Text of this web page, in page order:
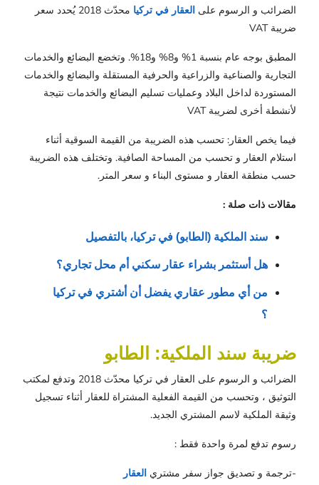
الضرائب و الرسوم على العقار في تركيا
محدّث 2018 يُحدد سعر
ضريبة VAT
المطبق بوجه عام بنسبة 1% و8% و18%. وتخضع البضائع والخدمات
التجارية والصناعية والزراعية والحرفية المستقلة والبضائع والخدمات
المستوردة لداخل البلاد وعمليات تسليم البضائع والخدمات نتيجة
لأنشطة أخرى لضريبة VAT
فيما يخص العقار: تحسب هذه الضريبة من القيمة السوقية أثناء
استلام العقار و تحسب من المساحة الصافية. وتختلف هذه الضريبة
حسب منطقة العقار و مستوى البناء و سعر المتر.
مقالات ذات صلة :
سند الملكية (الطابو) في تركيا، بالتفصيل
هل أستثمر بشراء عقار سكني أم محل تجاري؟
؟
ضريبة سند الملكية: الطابو
الضرائب و الرسوم على العقار في تركيا محدّث 2018 وتدفع لمكتب
التوثيق ، وتحسب من القيمة الفعلية المشتراة للعقار أثناء تسجيل
وثيقة الملكية لاسم المشتري الجديد.
رسوم تدفع لمرة واحدة فقط :
-ترجمة و تصديق جواز سفر مشتري العقار